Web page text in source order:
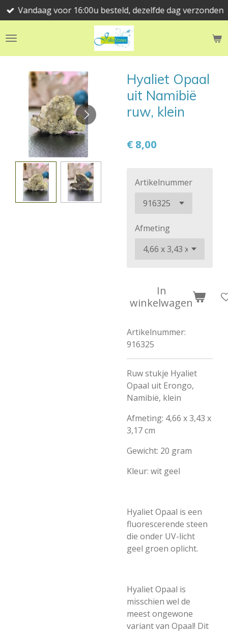
Ga
direct
naar
Vandaag voor 16:00u besteld, dezelfde dag verzonden
Hyaliet Opaal
uit Namibië
ruw, klein
€ 8,00
Artikelnummer
Afmeting
In
winkelwagen
Artikelnummer:
916325
Ruw stukje Hyaliet
Opaal uit Erongo,
Namibië, klein
Afmeting: 4,66 x 3,43 x
3,17 cm
Gewicht: 20 gram
Kleur: wit geel
Hyaliet Opaal is een
fluorescerende steen
die onder UV-licht
geel groen oplicht.
Hyaliet Opaal is
misschien wel de
meest ongewone
variant van Opaal! Dit